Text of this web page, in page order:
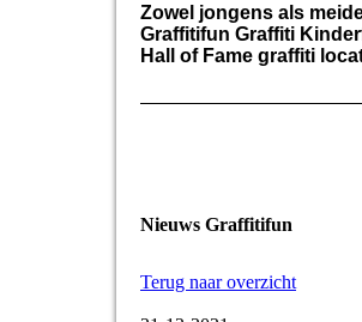
Zowel jongens als
Graffitifun Graffiti
Hall of Fame graffiti
Nieuws Graffitifun
Terug naar overzicht